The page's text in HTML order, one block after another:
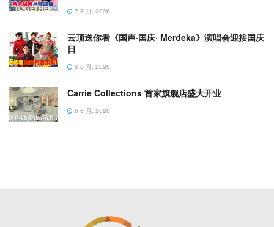
7 8 月, 2026
云顶送你看《国声·国庆· Merdeka》演唱会迎接国庆
日
6 8 月, 2026
Carrie Collections 首家旗舰店盛大开业
6 8 月, 2026